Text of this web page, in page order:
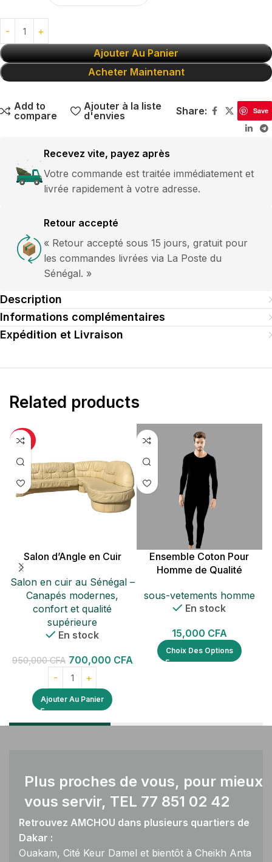
Ajouter Au Panier
Acheter Maintenant
Add to
compare
Ajouter à la liste
d'envies
Share: Save
Recevez vite, payez après
Votre commande est traitée immédiatement et
livrée rapidement à votre adresse.
Retour accepté
« Retour accepté sous 15 jours, gratuit pour
les commandes livrées via La Poste du
Sénégal. »
Description
Informations complémentaires
Expédition et Livraison
Related products
-26%
Salon d’Angle en Cuir
Salon en cuir au Sénégal –
Canapés modernes,
confort et qualité
supérieure
En stock
950,000CFA 700,000 CFA
Ajouter Au Panier
Ensemble Coton Pour
Homme de Qualité
sous-vetements homme
En stock
15,000 CFA
Choix Des Options
Plus proches de vous, pour mieux
vous servir, TEL 77 851 02 42
Retrouvez AMCHOU dans plusieurs quartiers de
Dakar :
Ouakam, Cité Keur Damel et bientôt à Cheikh Anta